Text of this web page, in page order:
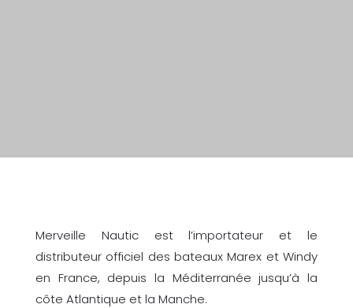
Merveille Nautic est l’importateur et le
distributeur officiel des bateaux Marex et Windy
en France, depuis la Méditerranée jusqu’à la
côte Atlantique et la Manche.